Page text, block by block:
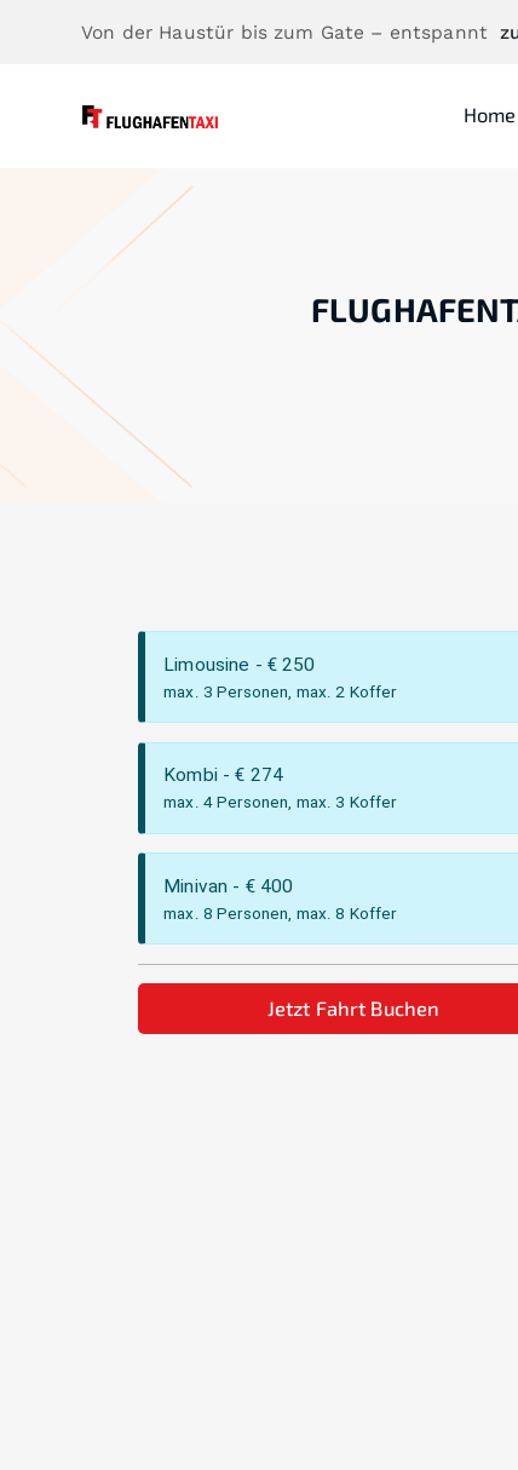
Von der Haustür bis zum Gate – entspannt
Home
Limousine - €250
max. 3 Personen, max. 2 Koffer
Kombi - € 274
max. 4 Personen, max. 3 Koffer
Minivan - € 400
max. 8 Personen, max. 8 Koffer
Jetzt Fahrt Buchen